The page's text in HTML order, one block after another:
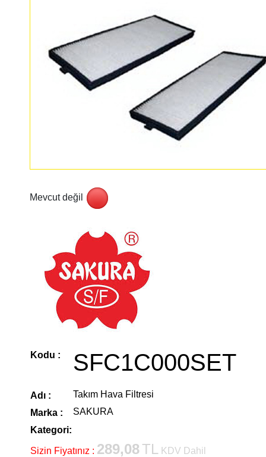
Mevcut değil
Kodu : SFC1C000SET
Adı :
Takım Hava Filtresi
Marka :
SAKURA
Kategori:
Sizin Fiyatınız : 289,08TL KDV Dahil